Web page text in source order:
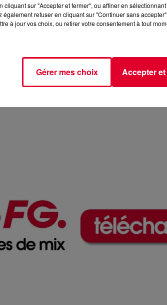
programmation house, deep, et électro
cliquant sur "Accepter et fermer", ou affiner en
également refuser en cliquant sur "Continuer sans
à jour vos choix, ou retirer votre consentement à tout
Gérer mes choix Accepter